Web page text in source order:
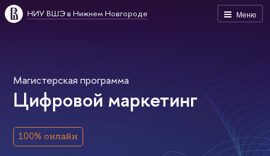
Меню
НИУ ВШЭ в Нижнем Новгороде
Магистерская программа
Цифровой маркетинг
100% онлайн